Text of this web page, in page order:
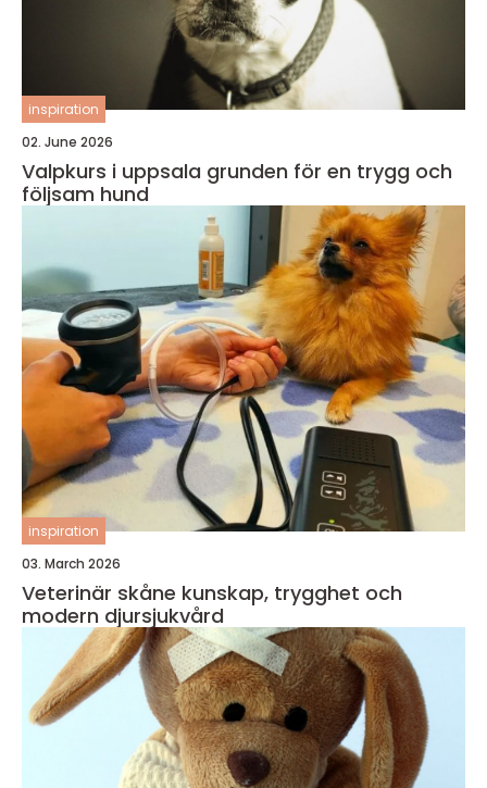
inspiration
02. June 2026
Valpkurs i uppsala grunden för en trygg och
följsam hund
inspiration
03. March 2026
Veterinär skåne kunskap, trygghet och
modern djursjukvård